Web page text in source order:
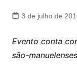
3 de julho de
Evento conta
são-manuelenses